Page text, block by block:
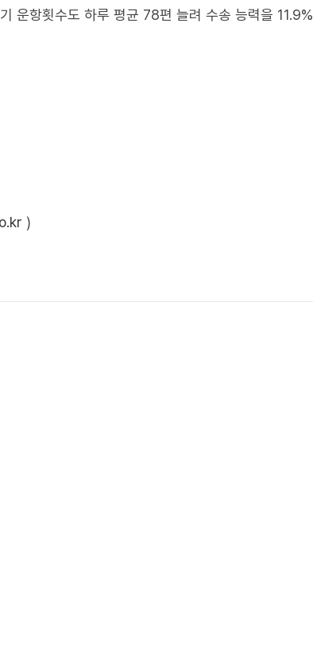
운항횟수도 하루 평균 78편 늘려 수송 능력을 11.9%
)